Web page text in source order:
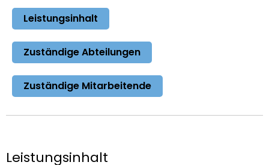
Leistungsinhalt
Zuständige Abteilungen
Zuständige Mitarbeitende
Leistungsinhalt